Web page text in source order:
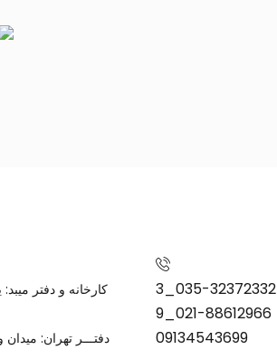
035-32372332_3
021-88612966_9
09134543699